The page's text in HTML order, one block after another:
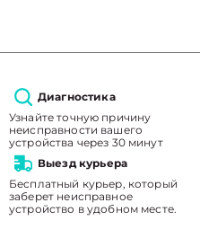
Диагностика
Узнайте точную причину
неисправности вашего
устройства через 30 минут
Выезд курьера
Бесплатный курьер, который
заберет неисправное
устройство в удобном месте.